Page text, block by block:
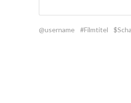
@username #Filmtitel